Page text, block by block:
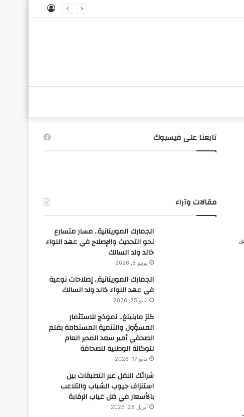
تسجيل
تابعنا على فيسبوك
مقالات وآراء
الجمارك الموريتانية.. مسار متسارع
نحو التحديث والإصلاح في عهد اللواء
خالد ولد السالك
يونيو 8, 2026
الجمارك الموريتانية.. إصلاحات نوعية
في عهد اللواء خالد ولد السالك
مايو 25, 2026
كنز ماينينغ.. نموذج للاستثمار
المسؤول والتنمية المستدامة بقلم
الصحفي أمير سعد المدير العام
للوكالة الوطنية للصحافة
مايو 17, 2026
شرائك النقل عبر التطبقات بين
استنزاف جيوب الشباب والتلاعب
بالأسعار في ظل غياب الرقابة
أبريل 28, 2026